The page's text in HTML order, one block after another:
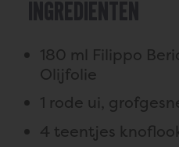
INGREDIËNTEN
180 ml Filippo
Olijfolie
1 rode ui,
4 teentjes